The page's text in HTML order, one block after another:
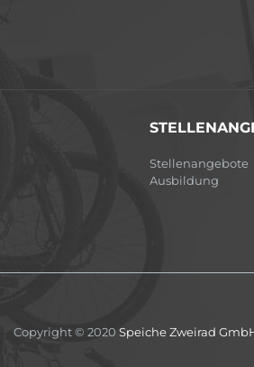
Stellenangebote
Ausbildung
Copyright © 2020 Speiche Zweirad